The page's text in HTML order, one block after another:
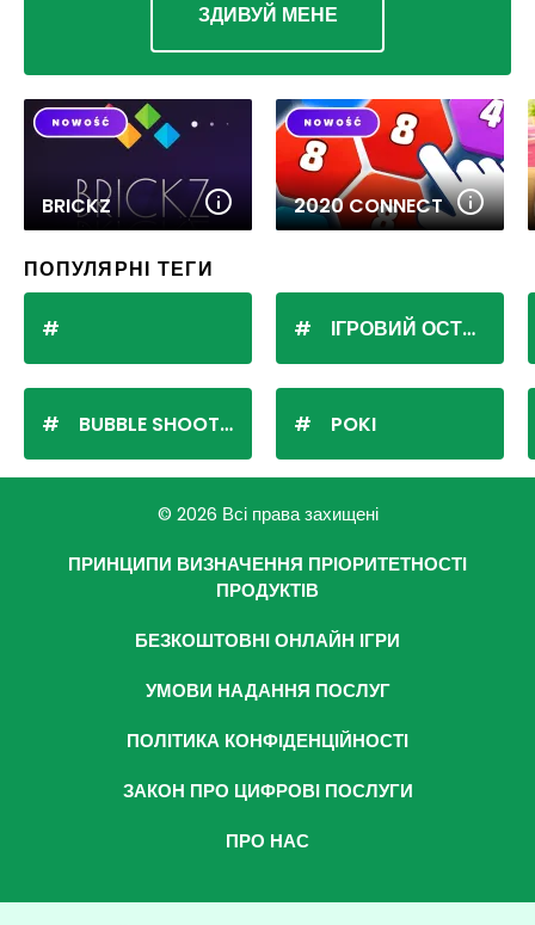
ЗДИВУЙ МЕНЕ
BRICKZ 2020 CONNECT
ПОПУЛЯРНІ ТЕГИ
BUBBLE SHOOTER
ІГРОВИЙ ОСТРІВ
POKI
© 2026 Всі права захищені
ПРИНЦИПИ ВИЗНАЧЕННЯ ПРІОРИТЕТНОСТІ
ПРОДУКТІВ
БЕЗКОШТОВНІ ОНЛАЙН ІГРИ
УМОВИ НАДАННЯ ПОСЛУГ
ПОЛІТИКА КОНФІДЕНЦІЙНОСТІ
ЗАКОН ПРО ЦИФРОВІ ПОСЛУГИ
ПРО НАС